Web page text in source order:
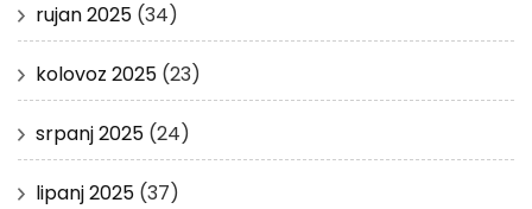
rujan 2025 (34)
kolovoz 2025 (23)
srpanj 2025 (24)
lipanj 2025 (37)